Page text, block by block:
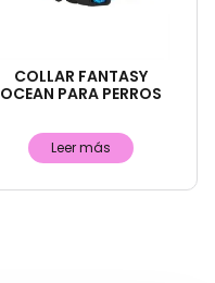
COLLAR FANTASY
OCEAN PARA PERROS
Leer más